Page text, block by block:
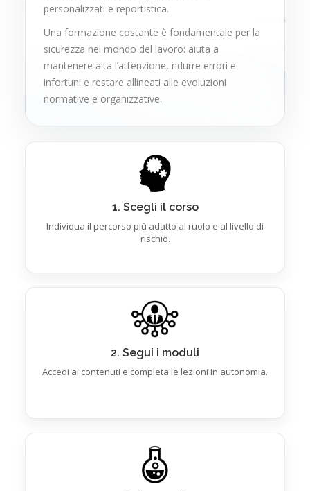
personalizzati e reportistica.
Una formazione costante è fondamentale per la
sicurezza nel mondo del lavoro: aiuta a
mantenere alta l’attenzione, ridurre errori e
infortuni e restare allineati alle evoluzioni
normative e organizzative.
1. Scegli il corso
Individua il percorso più adatto al ruolo e al livello di
rischio.
2. Segui i moduli
Accedi ai contenuti e completa le lezioni in autonomia.